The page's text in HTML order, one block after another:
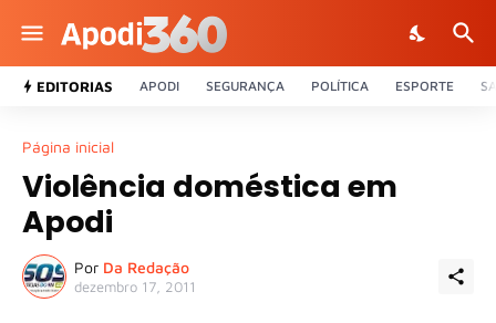
EDITORIAS APODI SEGURANÇA POLÍTICA ESPORTE
Página inicial
Violência doméstica em
Apodi
Por Da Redação
dezembro 17, 2011